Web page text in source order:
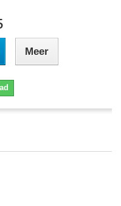
Meer